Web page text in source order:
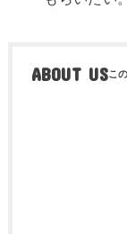
ABOUT US